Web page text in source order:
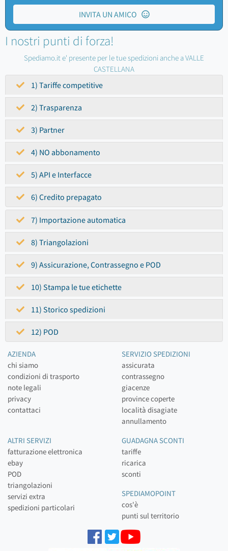
INVITA UN AMICO
I nostri punti di forza!
Spediamo.it e' presente per le tue spedizioni anche a VALLE
CASTELLANA
1) Tariffe competitive
2) Trasparenza
3) Partner
4) NO abbonamento
5) API e Interfacce
6) Credito prepagato
7) Importazione automatica
8) Triangolazioni
9) Assicurazione, Contrassegno e POD
10) Stampa le tue etichette
11) Storico spedizioni
12) POD
AZIENDA
chi siamo
condizioni di trasporto
note legali
privacy
contattaci
SERVIZIO SPEDIZIONI
assicurata
contrassegno
giacenze
province coperte
località disagiate
annullamento
ALTRI SERVIZI
fatturazione elettronica
ebay
POD
triangolazioni
servizi extra
spedizioni particolari
GUADAGNA SCONTI
tariffe
ricarica
sconti
SPEDIAMOPOINT
cos'è
punti sul territorio